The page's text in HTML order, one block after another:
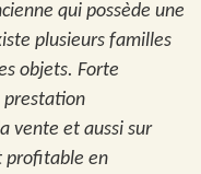
qui possède une
plusieurs familles
objets. Forte
prestation
vente et aussi sur
profitable en